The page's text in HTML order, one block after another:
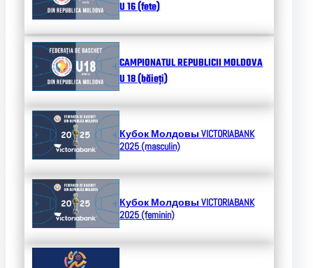
U 16 (fete)
CAMPIONATUL REPUBLICII MOLDOVA
U 18 (băieți)
Кубок МолдовыVICTORIABANK
2025 (masculin)
Кубок МолдовыVICTORIABANK
2025 (feminin)